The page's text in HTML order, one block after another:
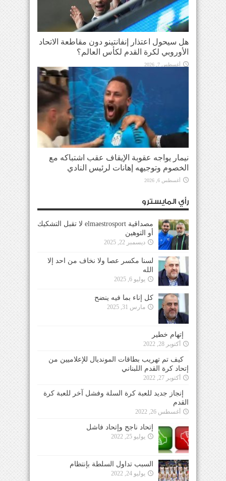
هل سيحول اعتذار إنفانتينو دون مقاطعة الاتحاد
الأوروبي لكرة القدم لكأس العالم؟
أغسطس 7, 2026
نيمار يواجه عقوبة الإيقاف عقب اشتباكه مع
الخصوم وتوجيهه إهانات لرئيس النادي
أغسطس 6, 2026
رأي المايسترو
مصداقية elmaestrosport لا تقبل التشكيك
أو التوهين
ديسمبر 22, 2025
لسنا مكسر عصا ولا نخاف من احد إلا
الله
يوليو 6, 2025
كل إناء بما فيه ينضح
مارس 31, 2025
إتهام خطير
أكتوبر 28, 2022
كيف تم تهريب بطاقات المونديال للإعلاميين من
إتحاد كرة القدم اللبناني
أكتوبر 27, 2022
إنجاز جديد للعبة كرة السلة وفشل آخر للعبة كرة
القدم
أغسطس 26, 2022
إتحاد ناجح وإتحاد فاشل
يوليو 25, 2022
السبب تداول السلطة بإنتظام
يوليو 24, 2022